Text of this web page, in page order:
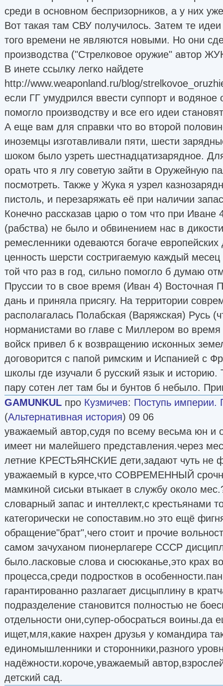
среди в основном беспризорников, а у них
Вот такая там СВУ получилось. Затем те
того времени не являются новыми. Но они
производства ("Стрелковое оружие" автор
В инете ссылку легко найдете
http://www.weaponland.ru/blog/
если ГГ умудрился ввести суппорт и водяное
помогло производству и все его идеи
А еще вам для справки что во второй
иноземцы изготавливали пяти, шести
шоком было узреть шестнадцатизарядное.
орать что я лгу советую зайти в Оружейную
посмотреть. Также у Жука я узрел
пистоль, и перезаряжать её при наличии
Конечно рассказав царю о том что при Иване
(рабства) не было и обвинением нас в
ремесленники одеваются богаче
ценность шерсти состригаемую каждый
той что раз в год, сильно помогло б думаю
Пруссии то в свое время (Иван 4) Восточная
дань и приняла присягу. На территории
располагалась Полабская (Варяжская) Русь
норманистами во главе с Миллером во время
войск привел б к возвращению исконных
договорится с папой римским и Испанией с
школы где изучали б русский язык и
пару сотен лет там бы и бунтов б небыло.
GAMUNKUL про Кузмичев: Поступь империи.
(Альтернативная история) 09 06
уважаемый автор,судя по всему весьма юн и
имеет ни малейшего представления.через
летние КРЕСТЬЯНСКИЕ дети,задают чуть не
уважаемый в курсе,что СОВРЕМЕННЫЙ
мамкиной сиськи втыкает в службу около
словарный запас и интеллект,с крестьянами
категорически не сопоставим.но это ещё
обращение"брат",чего стоит и прочие
самом зачуханом пионерлагере СССР
было.ласковые слова и сюсюканье,это крах
процесса,среди подростков в
гарантированно разлагает дисцыплину в
подразделение становится полностью не
отдельности они,супер-обосраться воины.да
ищет,мля,какие нахрен друзья у командира
единомышленники и сторонники,разного
надёжности.короче,уважаемый
детский сад.